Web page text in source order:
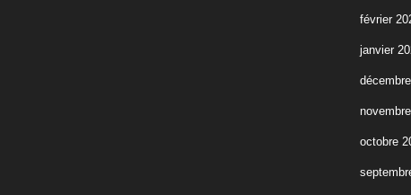
février
janvier
octobre